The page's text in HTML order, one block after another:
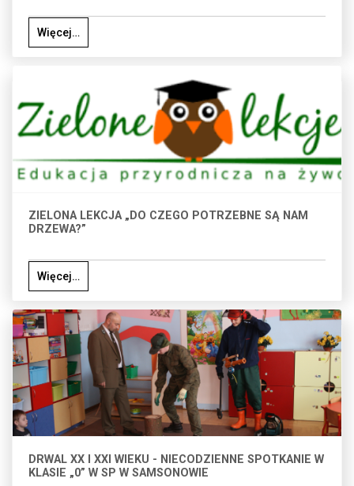
Więcej…
ZIELONA LEKCJA „DO CZEGO POTRZEBNE SĄ NAM
DRZEWA?”
Więcej…
DRWAL XX I XXI WIEKU - NIECODZIENNE SPOTKANIE W
KLASIE „0” W SP W SAMSONOWIE